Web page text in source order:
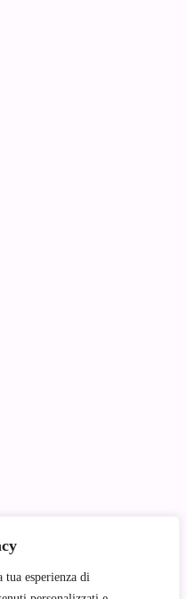
esperienza di